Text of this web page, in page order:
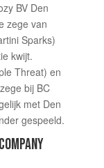
BV Den
zege van
Sparks)
kwijt.
Threat) en
bij BC
met Den
gespeeld.